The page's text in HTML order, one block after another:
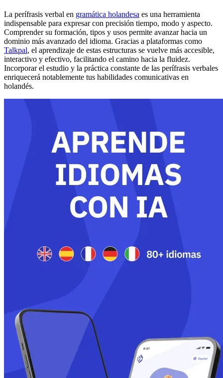
La perífrasis verbal en gramática holandesa es una herramienta
indispensable para expresar con precisión tiempo, modo y aspecto.
Comprender su formación, tipos y usos permite avanzar hacia un
dominio más avanzado del idioma. Gracias a plataformas como
Talkpal, el aprendizaje de estas estructuras se vuelve más accesible,
interactivo y efectivo, facilitando el camino hacia la fluidez.
Incorporar el estudio y la práctica constante de las perífrasis verbales
enriquecerá notablemente tus habilidades comunicativas en
holandés.